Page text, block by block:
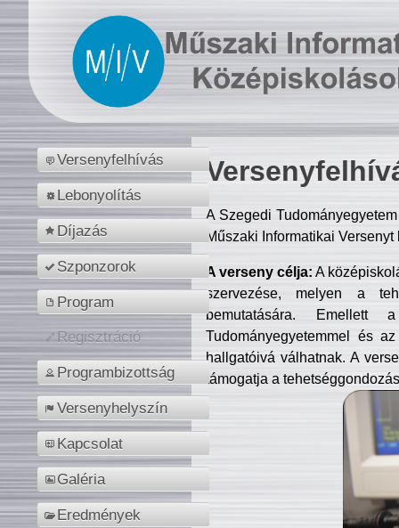
Versenyfelhívás
Lebonyolítás
Díjazás
Szponzorok
Program
Regisztráció
Programbizottság
Versenyhelyszín
Kapcsolat
Galéria
Eredmények
A Szegedi
Műszaki Informatikai
A verseny célja: A
szervezése, melyen a
bemutatására. Emellett
Tudományegyetemmel és
hallgatóivá válhatnak. A
támogatja a